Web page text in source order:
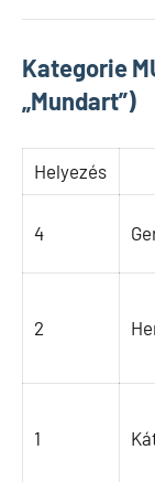
Kategorie
„Mundart”)
Helyezés
4
2
1